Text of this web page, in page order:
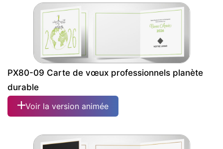
PX80-09 Carte de vœux professionnels planète
durable
Voir la version animée